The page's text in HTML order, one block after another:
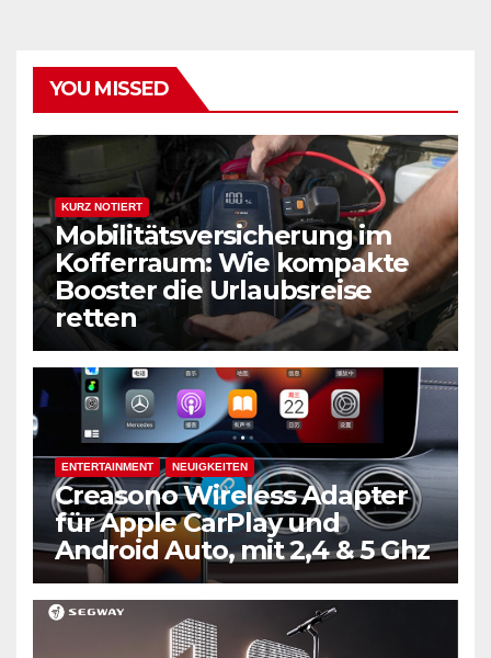
YOU MISSED
KURZ NOTIERT
Mobilitätsversicherung im
Kofferraum: Wie kompakte
Booster die Urlaubsreise
retten
ENTERTAINMENT NEUIGKEITEN
Creasono Wireless Adapter
für Apple CarPlay und
Android Auto, mit 2,4 & 5 Ghz